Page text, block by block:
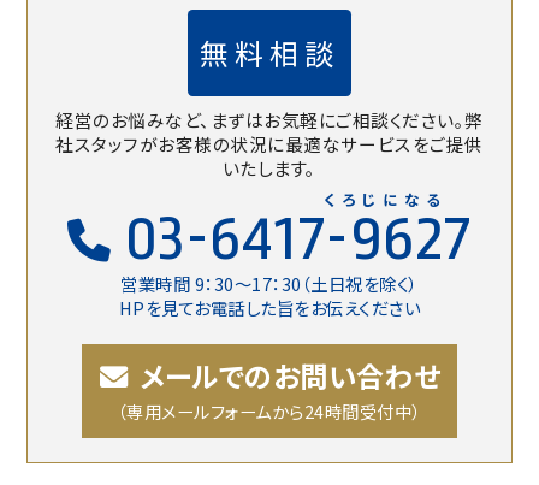
無料相談
経営のお悩みなど、まずはお気軽にご相談ください。弊
社スタッフがお客様の状況に最適なサービスをご提供
いたします。
03-6417-9627
営業時間 9：30〜17：30（土日祝を除く）
HPを見てお電話した旨をお伝えください
くろじになる
メールでのお問い合わせ
（専用メールフォームから24時間受付中）